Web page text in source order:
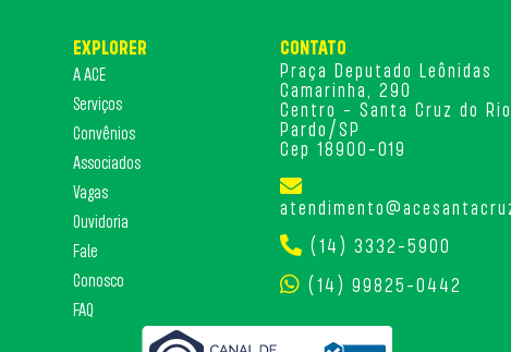
EXPLORER
A ACE
Serviços
Convênios
Associados
Vagas
Ouvidoria
Fale
Conosco
FAQ
CONTATO
Praça Deputado Leônidas
Camarinha, 290
Centro - Santa Cruz do Rio
Pardo/SP
Cep 18900-019
(14) 3332-5900
(14) 99825-0442